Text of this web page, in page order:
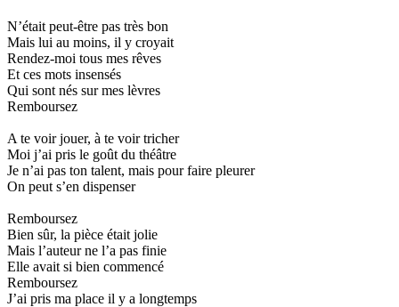
N’était peut-être pas très bon
Mais lui au moins, il y croyait
Rendez-moi tous mes rêves
Et ces mots insensés
Qui sont nés sur mes lèvres
Remboursez
A te voir jouer, à te voir tricher
Moi j’ai pris le goût du théâtre
Je n’ai pas ton talent, mais pour faire pleurer
On peut s’en dispenser
Remboursez
Bien sûr, la pièce était jolie
Mais l’auteur ne l’a pas finie
Elle avait si bien commencé
Remboursez
J’ai pris ma place il y a longtemps